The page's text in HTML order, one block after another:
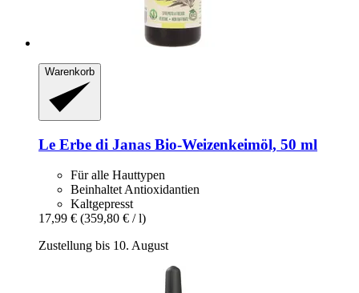
Warenkorb
Le Erbe di Janas Bio-​Weizenkeimöl, 50 ml
Für alle Hauttypen
Beinhaltet Antioxidantien
Kaltgepresst
17,99 € (359,80 € / l)
Zustellung bis 10. August